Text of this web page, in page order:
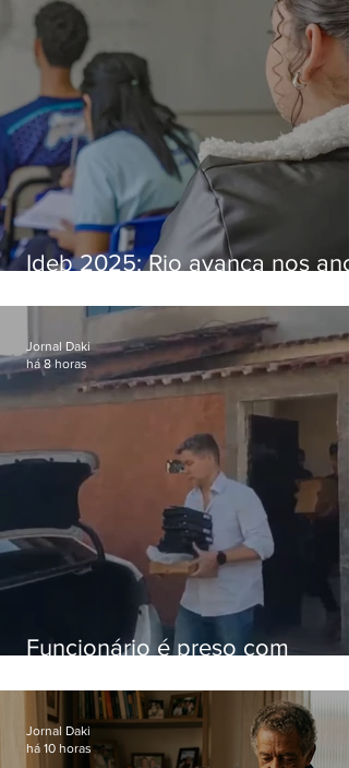
Ideb 2025: Rio avança nos
nacional
Funcionário é preso com
Hospital do Andaraí
Jornal Daki
há 8 horas
Jornal Daki
há 10 horas